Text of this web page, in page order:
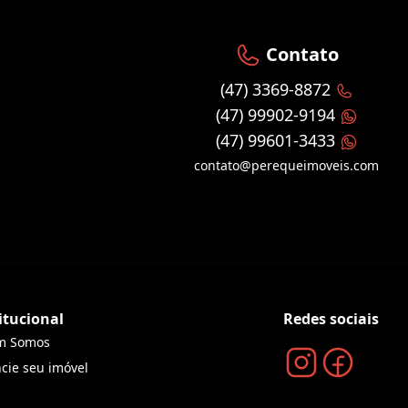
Contato
(47) 3369-8872
(47) 99902-9194
(47) 99601-3433
contato@perequeimoveis.com
Somos
seu imóvel
Redes sociais